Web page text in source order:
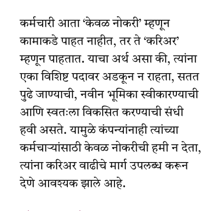
कर्मचारी आता ‘केवळ नोकरी’ म्हणून
कामाकडे पाहत नाहीत, तर ते ‘करिअर’
म्हणून पाहतात. याचा अर्थ असा की, त्यांना
एका विशिष्ट पदावर अडकून न राहता, सतत
पुढे जाण्याची, नवीन भूमिका स्वीकारण्याची
आणि स्वतःला विकसित करण्याची संधी
हवी असते. यामुळे कंपन्यांनाही त्यांच्या
कर्मचाऱ्यांसाठी केवळ नोकरीची हमी न देता,
त्यांना करिअर वाढीचे मार्ग उपलब्ध करून
देणे आवश्यक झाले आहे.